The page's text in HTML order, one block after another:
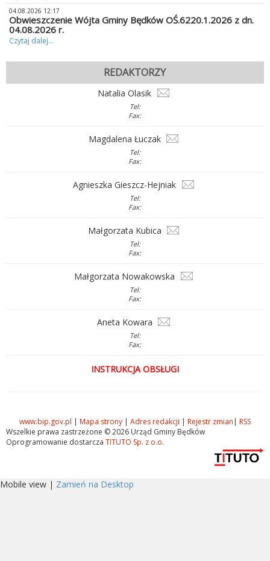
04.08.2026 12:17
Obwieszczenie Wójta Gminy Będków OŚ.6220.1.2026 z dn.
04.08.2026 r.
Czytaj dalej...
REDAKTORZY
Natalia Olasik
Tel:
Fax:
Magdalena Łuczak
Tel:
Fax:
Agnieszka Gieszcz-Hejniak
Tel:
Fax:
Małgorzata Kubica
Tel:
Fax:
Małgorzata Nowakowska
Tel:
Fax:
Aneta Kowara
Tel:
Fax:
INSTRUKCJA OBSŁUGI
www.bip.gov.pl | Mapa strony | Adres redakcji | Rejestr zmian | RSS
Wszelkie prawa zastrzeżone © 2026 Urząd Gminy Będków
Oprogramowanie dostarcza TITUTO Sp. z o.o.
Mobile view | Zamień na Desktop